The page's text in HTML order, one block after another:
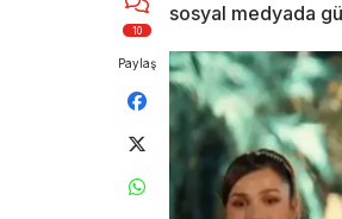
10
Paylaş
sosyal medyada